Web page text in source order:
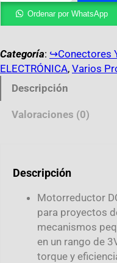
Ordenar por WhatsApp
Categoría: ↪︎Conectores
ELECTRÓNICA, Varios
Descripción
Valoraciones (0)
Descripción
Motorreductor
para proyectos
mecanismos
en un rango de
torque y